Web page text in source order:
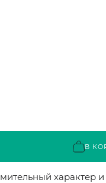
В
характер и